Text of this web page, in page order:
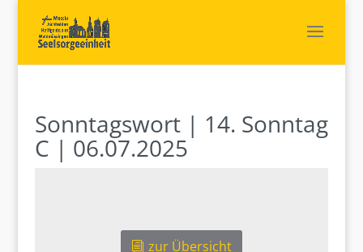
Sonntagswort | 14. Sonntag
C | 06.07.2025
zur Übersicht